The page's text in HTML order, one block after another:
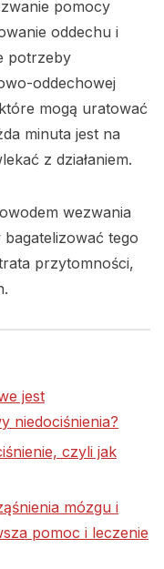
pomocy
oddechu i
potrzeby
oddechowej
mogą uratować
minuta jest na
z działaniem.
wezwania
tego
przytomności,
jest
niedociśnienia?
czyli jak
mózgu i
pomoc i leczenie